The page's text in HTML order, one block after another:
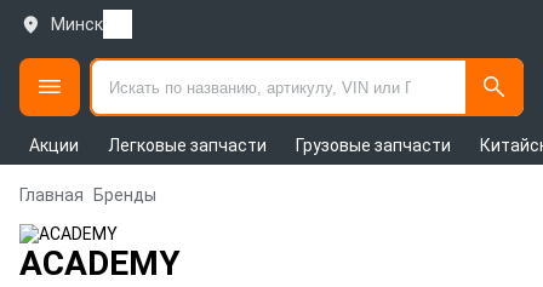
Минск
Акции Легковые запчасти Грузовые запчасти
Главная Бренды
ACADEMY